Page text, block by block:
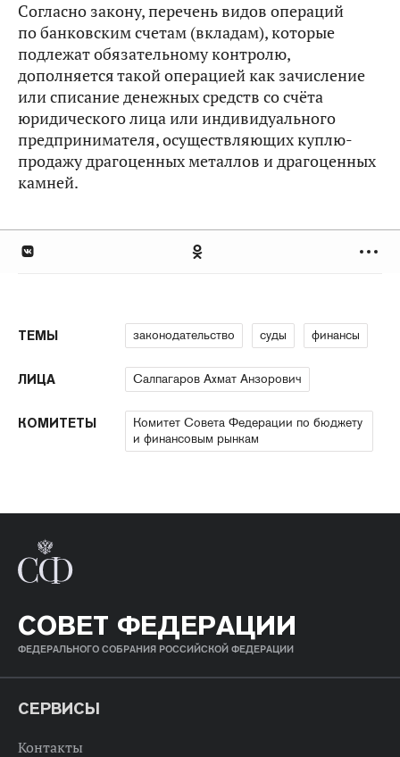
Согласно закону, перечень видов операций
по банковским счетам (вкладам), которые
подлежат обязательному контролю,
дополняется такой операцией как зачисление
или списание денежных средств со счёта
юридического лица или индивидуального
предпринимателя, осуществляющих куплю-
продажу драгоценных металлов и драгоценных
камней.
ТЕМЫ законодательство суды финансы
ЛИЦА Салпагаров Ахмат Анзорович
КОМИТЕТЫ
Комитет Совета Федерации по бюджету
и финансовым рынкам
СОВЕТ ФЕДЕРАЦИИ
ФЕДЕРАЛЬНОГО СОБРАНИЯ РОССИЙСКОЙ ФЕДЕРАЦИИ
СЕРВИСЫ
Контакты